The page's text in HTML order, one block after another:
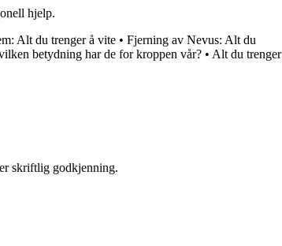
hjelp.
Alt du trenger å vite • Fjerning av Nevus: Alt du
betydning har de for kroppen vår? • Alt du trenger
skriftlig godkjenning.